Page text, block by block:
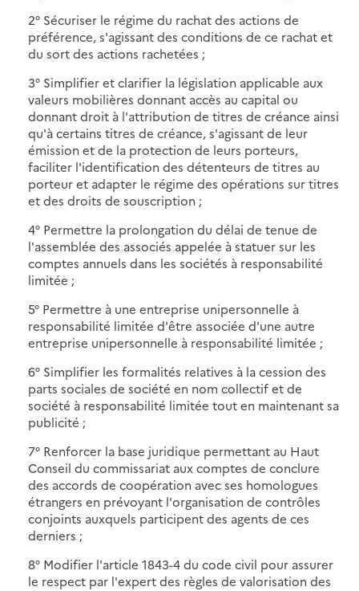
2° Sécuriser le régime du rachat des actions de
préférence, s'agissant des conditions de ce rachat et
du sort des actions rachetées ;
3° Simplifier et clarifier la législation applicable aux
valeurs mobilières donnant accès au capital ou
donnant droit à l'attribution de titres de créance ainsi
qu'à certains titres de créance, s'agissant de leur
émission et de la protection de leurs porteurs,
faciliter l'identification des détenteurs de titres au
porteur et adapter le régime des opérations sur titres
et des droits de souscription ;
4° Permettre la prolongation du délai de tenue de
l'assemblée des associés appelée à statuer sur les
comptes annuels dans les sociétés à responsabilité
limitée ;
5° Permettre à une entreprise unipersonnelle à
responsabilité limitée d'être associée d'une autre
entreprise unipersonnelle à responsabilité limitée ;
6° Simplifier les formalités relatives à la cession des
parts sociales de société en nom collectif et de
société à responsabilité limitée tout en maintenant sa
publicité ;
7° Renforcer la base juridique permettant au Haut
Conseil du commissariat aux comptes de conclure
des accords de coopération avec ses homologues
étrangers en prévoyant l'organisation de contrôles
conjoints auxquels participent des agents de ces
derniers ;
8° Modifier l'article 1843-4 du code civil pour assurer
le respect par l'expert des règles de valorisation des